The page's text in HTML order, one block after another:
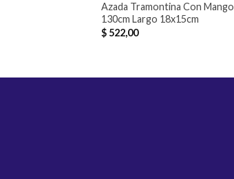
Azada Tramontina Con
130cm Largo 18x15cm
$522,00